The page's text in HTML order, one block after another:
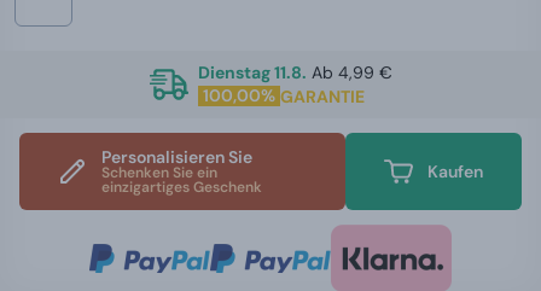
Dienstag 11.8. Ab 4,99 €
100,00% GARANTIE
Personalisieren Sie
Schenken Sie ein
einzigartiges Geschenk
Kaufen